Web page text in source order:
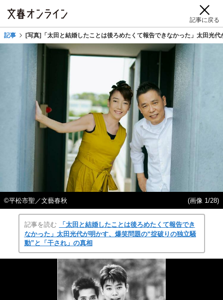
記事に戻る
記事 [写真]「太田と結婚したことは後ろめたくて報告できなかった」太田光
©平松市聖／文藝春秋 (画像 1/28)
記事を読む
「太田と結婚したことは後ろめたくて報告でき
なかった」太田光代が明かす、爆笑問題の“掟破りの独立騒
動”と「干され」の真相